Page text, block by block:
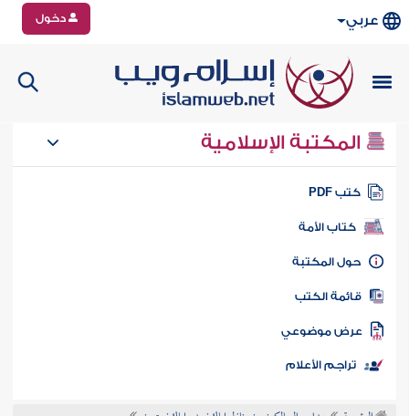
عربي دخول
المكتبة الإسلامية
كتب PDF
كتاب الأمة
المكتبة
الكتب
موضوعي